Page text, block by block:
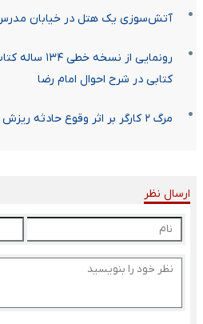
آتش‌سوزی یک هتل در خیابان
رونمایی از
کتابی در شرح احوال امام رضا
مرگ ۲ کارگر بر اثر وقوع حادثه ریزش کانال در مشهد
ارسال نظر